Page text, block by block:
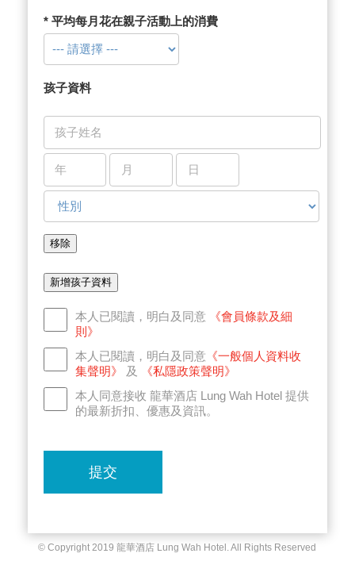
* 平均每月花在親子活動上的消費
孩子資料
移除
新增孩子資料
本人已閱讀，明白及同意
《會員條款及細
則》
本人已閱讀，明白及同意 《一般個人資料收
集聲明》
及
《私隱政策聲明》
本人同意接收 龍華酒店 Lung Wah Hotel 提供
的最新折扣、優惠及資訊。
提交
© Copyright 2019 龍華酒店 Lung Wah Hotel. All Rights Reserved